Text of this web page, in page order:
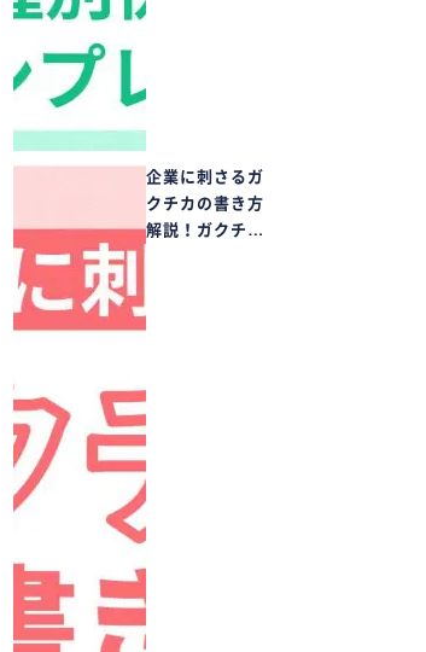
企業に刺さるガ
クチカの書き方
解説！ガクチ…